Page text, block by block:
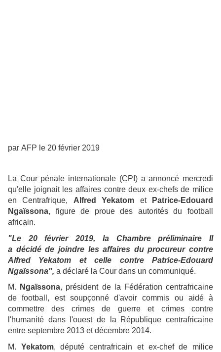
par AFP le 20 février 2019
La Cour pénale internationale (CPI) a annoncé mercredi
qu'elle joignait les affaires contre deux ex-chefs de milice
en Centrafrique, Alfred Yekatom etPatrice-Edouard
Ngaïssona, figure de proue des autorités du football
africain.
"Le 20 février 2019, la Chambre préliminaire II
a décidé de joindre les affaires du procureur contre
Alfred Yekatom et celle contre Patrice-Edouard
Ngaïssona", a déclaré la Cour dans un communiqué.
M. Ngaïssona, président de la Fédération centrafricaine
de football, est soupçonné d'avoir commis ou aidé à
commettre des crimes de guerre et crimes contre
l'humanité dans l'ouest de la République centrafricaine
entre septembre 2013 et décembre 2014.
M. Yekatom, député centrafricain et ex-chef de milice